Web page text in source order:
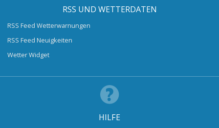
RSS UND WETTERDATEN
RSS Feed Wetterwarnungen
RSS Feed Neuigkeiten
Wetter Widget
HILFE